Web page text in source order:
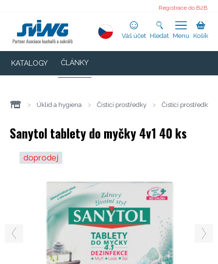
Registrace do B2B
Váš účet Hledat Menu Košík
KATALOGY ČLÁNKY
> Úklid a hygiena > Čistící prostředky > Čistící prostředky
Sanytol tablety do myčky 4v1 40 ks
doprodej